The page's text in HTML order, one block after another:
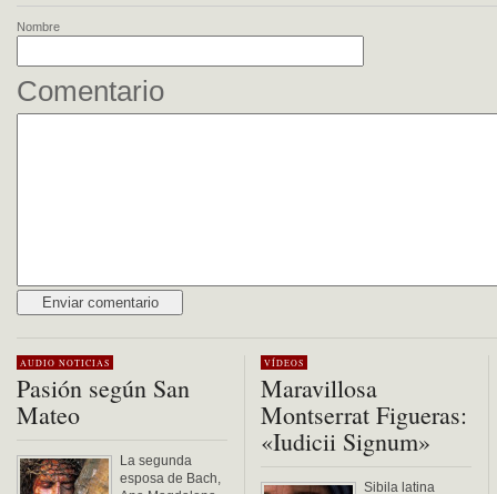
Nombre
Comentario
AUDIO NOTICIAS
Pasión según San
Mateo
La segunda
esposa de Bach,
VÍDEOS
Maravillosa
Montserrat Figueras:
«Iudicii Signum»
Sibila latina